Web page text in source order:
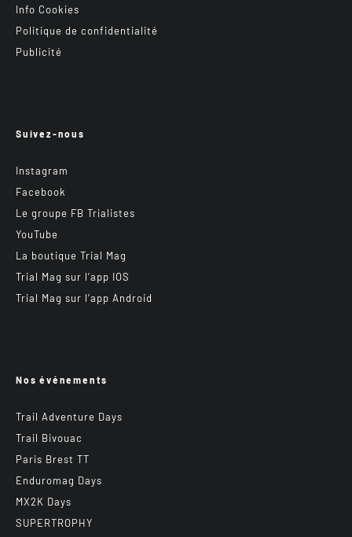
Info Cookies
Politique de confidentialité
Publicité
Suivez-nous
Instagram
Facebook
Le groupe FB Trialistes
YouTube
La boutique Trial Mag
Trial Mag sur l’app IOS
Trial Mag sur l’app Android
Nos événements
Trail Adventure Days
Trail Bivouac
Paris Brest TT
Enduromag Days
MX2K Days
SUPERTROPHY